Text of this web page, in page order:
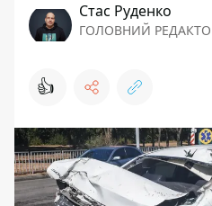
Стас Руденко
ГОЛОВНИЙ
👍